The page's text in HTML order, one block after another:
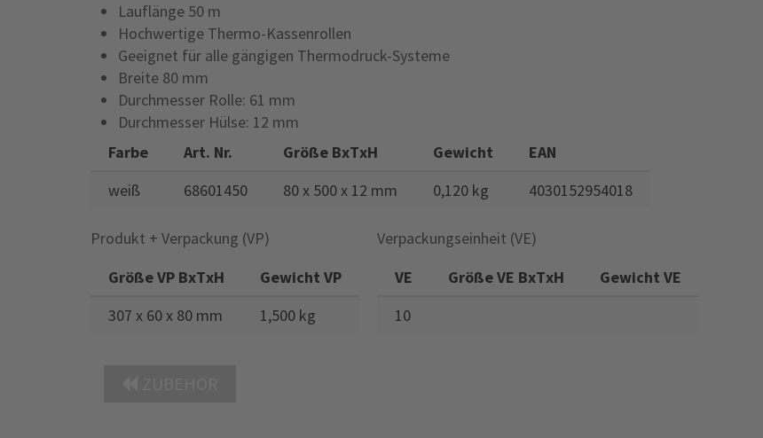
Lauflänge 50 m
Hochwertige Thermo-Kassenrollen
Geeignet für alle gängigen Thermodruck-Systeme
Breite 80 mm
Durchmesser Rolle: 61 mm
Durchmesser Hülse: 12 mm
Farbe
Art. Nr. Größe BxTxH Gewicht
EAN
weiß
68601450 80 x 500 x 12 mm 0,120 kg 4030152954018
Produkt + Verpackung (VP)
Größe VP BxTxH
Gewicht VP
307 x 60 x 80 mm
1,500 kg
Verpackungseinheit (VE)
VE
Größe VE BxTxH
Gewicht VE
10